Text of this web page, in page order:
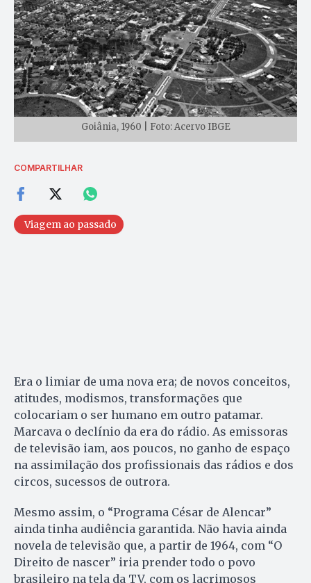
Goiânia, 1960 | Foto: Acervo IBGE
COMPARTILHAR
Viagem ao passado
Era o limiar de uma nova era; de novos conceitos,
atitudes, modismos, transformações que
colocariam o ser humano em outro patamar.
Marcava o declínio da era do rádio. As emissoras
de televisão iam, aos poucos, no ganho de espaço
na assimilação dos profissionais das rádios e dos
circos, sucessos de outrora.
Mesmo assim, o “Programa César de Alencar”
ainda tinha audiência garantida. Não havia ainda
novela de televisão que, a partir de 1964, com “O
Direito de nascer” iria prender todo o povo
brasileiro na tela da TV, com os lacrimosos